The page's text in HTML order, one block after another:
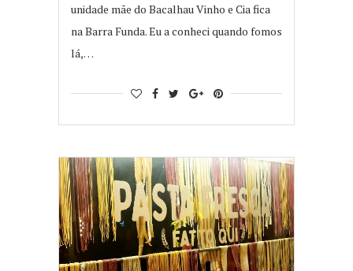
unidade mãe do Bacalhau Vinho e Cia fica
na Barra Funda. Eu a conheci quando fomos
lá,…